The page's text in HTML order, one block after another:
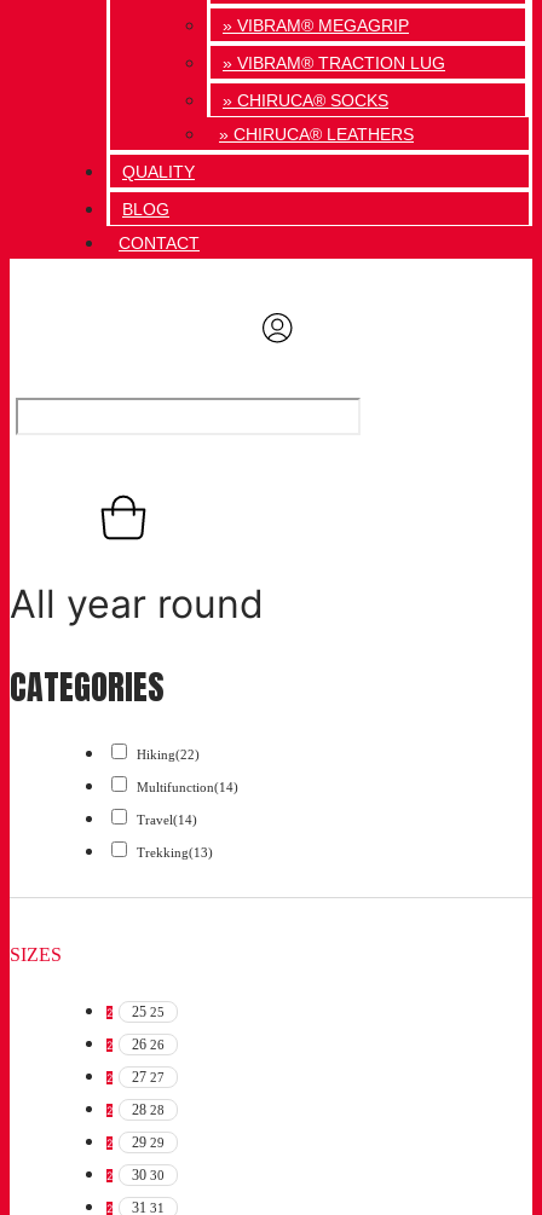
» VIBRAM® MEGAGRIP
» VIBRAM® TRACTION LUG
» CHIRUCA® SOCKS
» CHIRUCA® LEATHERS
QUALITY
BLOG
CONTACT
All year round
CATEGORIES
Hiking(22)
Multifunction(14)
Travel(14)
Trekking(13)
SIZES
2 25 25
2 26 26
2 27 27
2 28 28
2 29 29
2 30 30
2 31 31